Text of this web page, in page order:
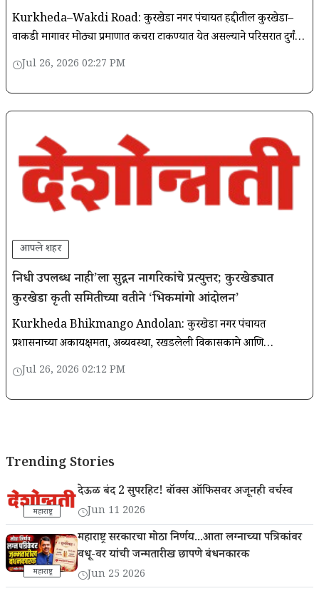
Kurkheda–Wakdi Road: कुरखेडा नगर पंचायत हद्दीतील कुरखेडा–
वाकडी मार्गावर मोठ्या प्रमाणात कचरा टाकण्यात येत असल्याने परिसरात दुर्गंधी
पसरली असून नागरिकांना मोठ्या त्रासाला सामोरे जावे लागत
Jul 26, 2026 02:27 PM
आपले शहर
निधी उपलब्ध नाही’ला सुद्गन नागरिकांचे प्रत्युत्तर; कुरखेड्यात
कुरखेडा कृती समितीच्या वतीने ‘भिकमांगो आंदोलन’
Kurkheda Bhikmango Andolan: कुरखेडा नगर पंचायत
प्रशासनाच्या अकार्यक्षमता, अव्यवस्था, रखडलेली विकासकामे आणि
नागरिकांना मूलभूत सुविधांपासून वंचित ठेवण्यात येत असल्याच्या निषेधार्थ
कुरखेडा कृती समिती
Jul 26, 2026 02:12 PM
Trending Stories
महाराष्ट्र
देऊळ बंद 2 सुपरहिट! बॉक्स ऑफिसवर अजूनही वर्चस्व
Jun 11 2026
महाराष्ट्र
महाराष्ट्र सरकारचा मोठा निर्णय...आता लग्नाच्या पत्रिकांवर
वधू-वर यांची जन्मतारीख छापणे बंधनकारक
Jun 25 2026